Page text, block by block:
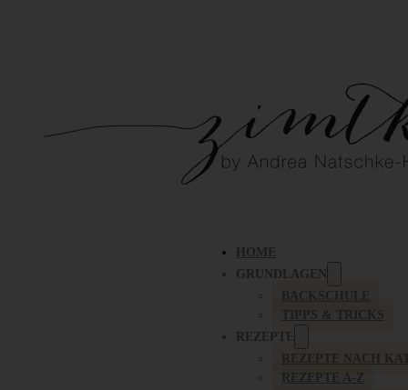
HOME
GRUNDLAGEN
BACKSCHULE
TIPPS & TRICKS
REZEPTE
REZEPTE NACH
REZEPTE A-Z